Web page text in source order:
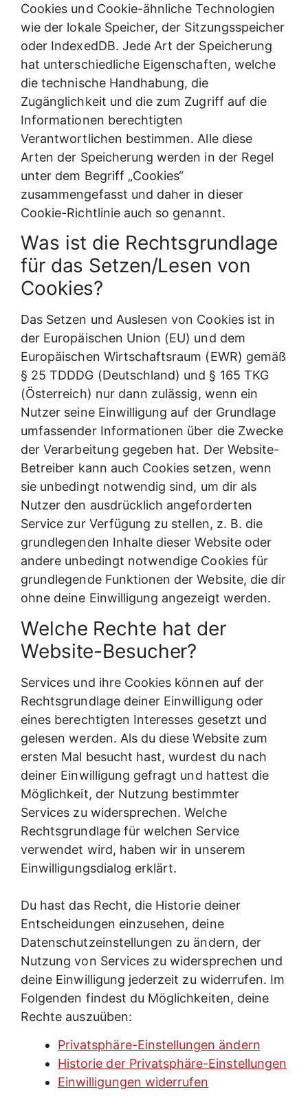
Cookies und Cookie-ähnliche Technologien
wie der lokale Speicher, der Sitzungsspeicher
oder IndexedDB. Jede Art der Speicherung
hat unterschiedliche Eigenschaften, welche
die technische Handhabung, die
Zugänglichkeit und die zum Zugriff auf die
Informationen berechtigten
Verantwortlichen bestimmen. Alle diese
Arten der Speicherung werden in der Regel
unter dem Begriff „Cookies“
zusammengefasst und daher in dieser
Cookie-Richtlinie auch so genannt.
Was ist die Rechtsgrundlage
für das Setzen/Lesen von
Cookies?
Das Setzen und Auslesen von Cookies ist in
der Europäischen Union (EU) und dem
Europäischen Wirtschaftsraum (EWR) gemäß
§ 25 TDDDG (Deutschland) und § 165 TKG
(Österreich) nur dann zulässig, wenn ein
Nutzer seine Einwilligung auf der Grundlage
umfassender Informationen über die Zwecke
der Verarbeitung gegeben hat. Der Website-
Betreiber kann auch Cookies setzen, wenn
sie unbedingt notwendig sind, um dir als
Nutzer den ausdrücklich angeforderten
Service zur Verfügung zu stellen, z. B. die
grundlegenden Inhalte dieser Website oder
andere unbedingt notwendige Cookies für
grundlegende Funktionen der Website, die dir
ohne deine Einwilligung angezeigt werden.
Welche Rechte hat der
Website-Besucher?
Services und ihre Cookies können auf der
Rechtsgrundlage deiner Einwilligung oder
eines berechtigten Interesses gesetzt und
gelesen werden. Als du diese Website zum
ersten Mal besucht hast, wurdest du nach
deiner Einwilligung gefragt und hattest die
Möglichkeit, der Nutzung bestimmter
Services zu widersprechen. Welche
Rechtsgrundlage für welchen Service
verwendet wird, haben wir in unserem
Einwilligungsdialog erklärt.
Du hast das Recht, die Historie deiner
Entscheidungen einzusehen, deine
Datenschutzeinstellungen zu ändern, der
Nutzung von Services zu widersprechen und
deine Einwilligung jederzeit zu widerrufen. Im
Folgenden findest du Möglichkeiten, deine
Rechte auszuüben:
Privatsphäre-Einstellungen ändern
Historie der Privatsphäre-Einstellungen
Einwilligungen widerrufen